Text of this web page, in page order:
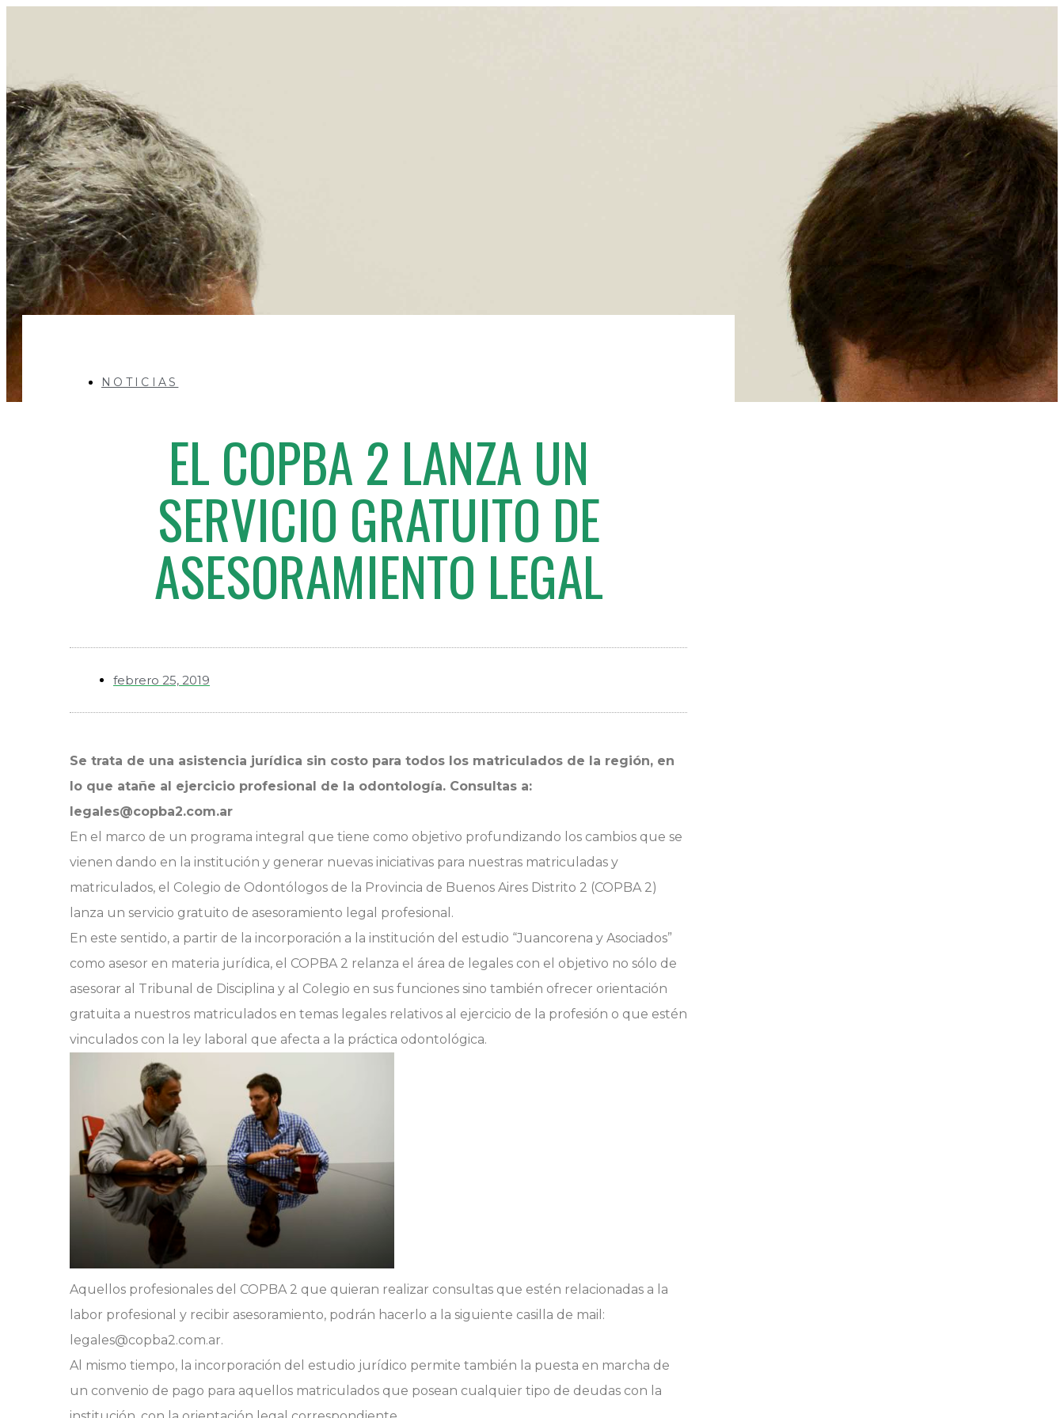
NOTICIAS
EL COPBA 2 LANZA UN
SERVICIO GRATUITO DE
ASESORAMIENTO LEGAL
febrero 25, 2019
Se trata de una asistencia jurídica sin costo para todos los matriculados de la región, en
lo que atañe al ejercicio profesional de la odontología. Consultas a:
legales@copba2.com.ar
En el marco de un programa integral que tiene como objetivo profundizando los cambios que se
vienen dando en la institución y generar nuevas iniciativas para nuestras matriculadas y
matriculados, el Colegio de Odontólogos de la Provincia de Buenos Aires Distrito 2 (COPBA 2)
lanza un servicio gratuito de asesoramiento legal profesional.
En este sentido, a partir de la incorporación a la institución del estudio “Juancorena y Asociados”
como asesor en materia jurídica, el COPBA 2 relanza el área de legales con el objetivo no sólo de
asesorar al Tribunal de Disciplina y al Colegio en sus funciones sino también ofrecer orientación
gratuita a nuestros matriculados en temas legales relativos al ejercicio de la profesión o que estén
vinculados con la ley laboral que afecta a la práctica odontológica.
Aquellos profesionales del COPBA 2 que quieran realizar consultas que estén relacionadas a la
labor profesional y recibir asesoramiento, podrán hacerlo a la siguiente casilla de mail:
legales@copba2.com.ar.
Al mismo tiempo, la incorporación del estudio jurídico permite también la puesta en marcha de
un convenio de pago para aquellos matriculados que posean cualquier tipo de deudas con la